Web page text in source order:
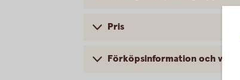
Pris
Förköpsinformation och villkor